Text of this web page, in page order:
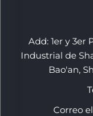
Add: 1er y 3er
Industrial de
Bao'an,
Correo